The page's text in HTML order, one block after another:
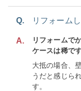
Q. リフォーム
A.
リフォームで
ケースは稀です
大抵の場合、
うだと感じら
す。